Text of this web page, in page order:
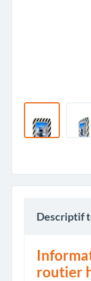
Descriptif
routier